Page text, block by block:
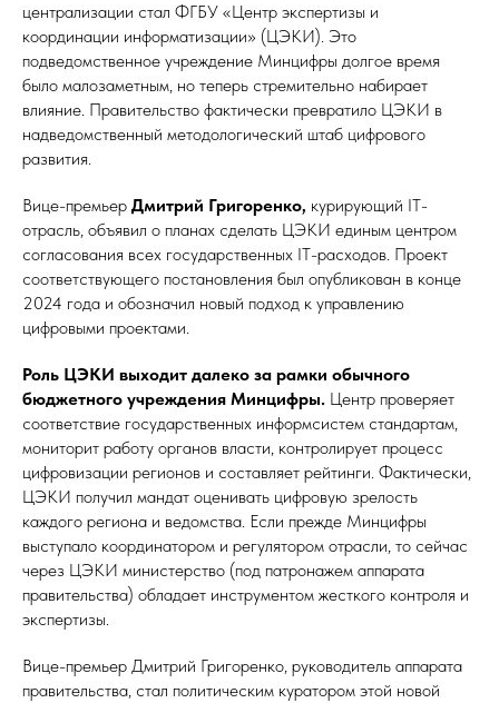
централизации стал ФГБУ «Центр экспертизы и
координации информатизации» (ЦЭКИ). Это
подведомственное учреждение Минцифры долгое время
было малозаметным, но теперь стремительно набирает
влияние. Правительство фактически превратило ЦЭКИ в
надведомственный методологический штаб цифрового
развития.
Вице-премьер Дмитрий Григоренко, курирующий IT-
отрасль, объявил о планах сделать ЦЭКИ единым центром
согласования всех государственных IT-расходов. Проект
соответствующего постановления был опубликован в конце
2024 года и обозначил новый подход к управлению
цифровыми проектами.
Роль ЦЭКИ выходит далеко за рамки обычного
бюджетного учреждения Минцифры. Центр проверяет
соответствие государственных информсистем стандартам,
мониторит работу органов власти, контролирует процесс
цифровизации регионов и составляет рейтинги. Фактически,
ЦЭКИ получил мандат оценивать цифровую зрелость
каждого региона и ведомства. Если прежде Минцифры
выступало координатором и регулятором отрасли, то сейчас
через ЦЭКИ министерство (под патронажем аппарата
правительства) обладает инструментом жесткого контроля и
экспертизы.
Вице-премьер Дмитрий Григоренко, руководитель аппарата
правительства, стал политическим куратором этой новой